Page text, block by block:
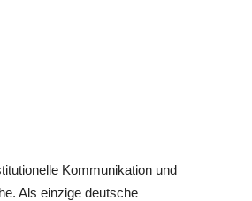
Kommunikation und
Als einzige deutsche